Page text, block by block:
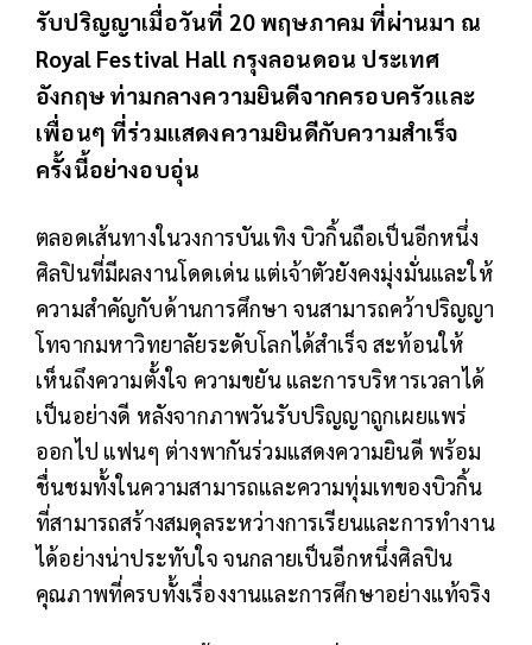
รับปริญญาเมื่อวันที่ 20 พฤษภาคม ที่ผ่านมา ณ
Royal Festival Hall กรุงลอนดอน ประเทศ
อังกฤษ ท่ามกลางความยินดีจากครอบครัวและ
เพื่อนๆ ที่ร่วมแสดงความยินดีกับความสำเร็จ
ครั้งนี้อย่างอบอุ่น
ตลอดเส้นทางในวงการบันเทิง บิวกิ้นถือเป็นอีกหนึ่ง
ศิลปินที่มีผลงานโดดเด่น แต่เจ้าตัวยังคงมุ่งมั่นและให้
ความสำคัญกับด้านการศึกษา จนสามารถคว้าปริญญา
โทจากมหาวิทยาลัยระดับโลกได้สำเร็จ สะท้อนให้
เห็นถึงความตั้งใจ ความขยัน และการบริหารเวลาได้
เป็นอย่างดี หลังจากภาพวันรับปริญญาถูกเผยแพร่
ออกไป แฟนๆ ต่างพากันร่วมแสดงความยินดี พร้อม
ชื่นชมทั้งในความสามารถและความทุ่มเทของบิวกิ้น
ที่สามารถสร้างสมดุลระหว่างการเรียนและการทำงาน
ได้อย่างน่าประทับใจ จนกลายเป็นอีกหนึ่งศิลปิน
คุณภาพที่ครบทั้งเรื่องงานและการศึกษาอย่างแท้จริง